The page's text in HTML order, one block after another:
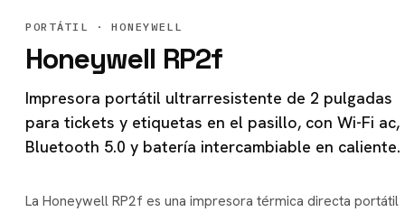
PORTÁTIL · HONEYWELL
Honeywell RP2f
Impresora portátil ultrarresistente de 2 pulgadas
para tickets y etiquetas en el pasillo, con Wi-Fi ac,
Bluetooth 5.0 y batería intercambiable en caliente.
La Honeywell RP2f es una impresora térmica directa portátil